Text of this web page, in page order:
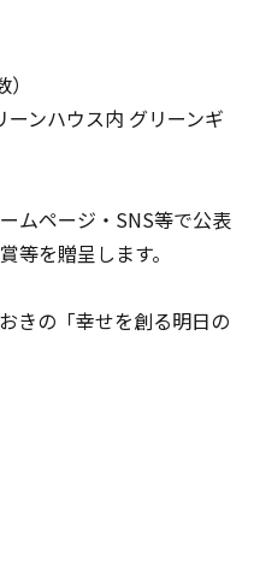
ーンハウス内 グリーンギ
ムページ・ SNS等で公表
等を贈呈します。
きの「幸せを創る明日の